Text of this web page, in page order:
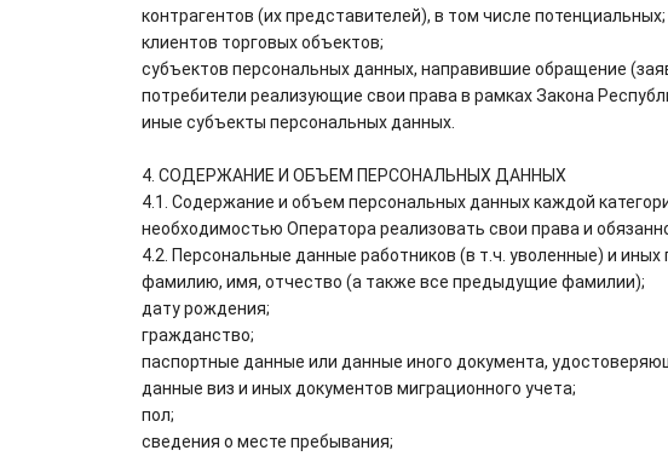
контрагентов (их представителей), в том числе потенциальных;
клиентов торговых объектов;
субъектов персональных данных, направившие обращение
потребители реализующие свои права в рамках Закона
иные субъекты персональных данных.
4. СОДЕРЖАНИЕ И ОБЪЕМ ПЕРСОНАЛЬНЫХ ДАННЫХ
4.1. Содержание и объем персональных данных каждой
необходимостью Оператора реализовать свои права и
4.2. Персональные данные работников (в т.ч. уволенные) и
фамилию, имя, отчество (а также все предыдущие фамилии);
дату рождения;
гражданство;
паспортные данные или данные иного документа,
данные виз и иных документов миграционного учета;
пол;
сведения о месте пребывания;